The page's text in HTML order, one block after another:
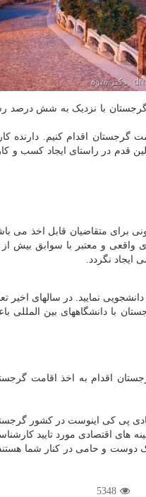
گرجستان با نزدیک به شش درصد
گرجستان اقدام کنیم. دارنده
قدم در راستای ایجاد کسب و
برای متقاضیان قابل اخذ می
ایجاد نگردد.
نمایید. در سالهای اخیر
با دانشگاههای بین المللی
اقدام به اخذ اقامت
پی کی اینوست در کشور
های اقتصادی مورد تایید
دوست و حامی در کنار شما هستند
5348